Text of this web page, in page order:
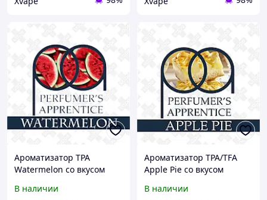
Ароматизатор TPA
Watermelon со вкусом
В наличии
Ароматизатор TPA/TFA
Apple Pie со вкусом
30 мл
В наличии